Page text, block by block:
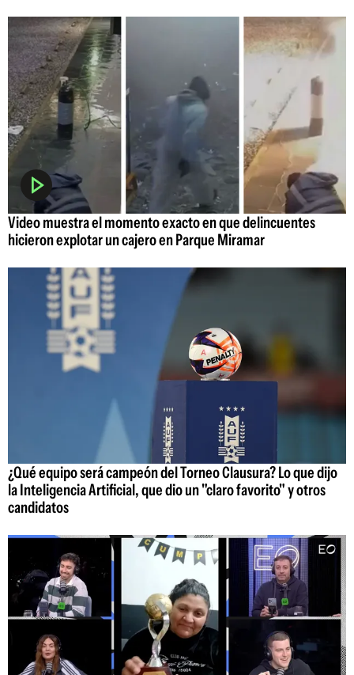
Video muestra el momento exacto en que delincuentes
hicieron explotar un cajero en Parque Miramar
¿Qué equipo será campeón del Torneo Clausura? Lo que dijo
la Inteligencia Artificial, que dio un "claro favorito" y otros
candidatos